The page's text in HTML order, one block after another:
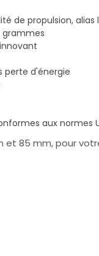
de propulsion,
grammes
perte d'énergie
aux normes
et 85 mm, pour